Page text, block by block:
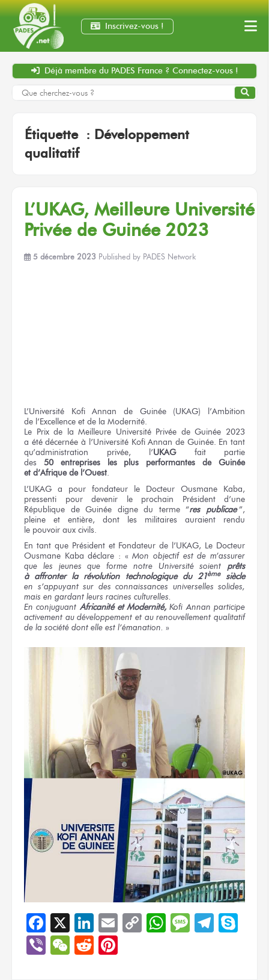
Inscrivez-vous !
Déjà membre du PADES France ? Connectez-vous !
Étiquette : Développement
qualitatif
L’UKAG, Meilleure Université
Privée de Guinée 2023
5 décembre 2023 Published by PADES Network
L’Université Kofi Annan de Guinée(UKAG) l’Ambition
de l’Excellence et de la Modernité.
Le Prixde la Meilleure Université Privée de Guinée 2023
a été décernée à l’Université Kofi Annan de Guinée. En tant
qu’administration privée, l’UKAG
fait partie
des 50 entreprises les plus performantesde Guinée
et d’Afrique de l’Ouest.
L’UKAG a
pour fondateur le Docteur Ousmane Kaba,
pressenti pour devenir le prochain Président d’une
République de Guinée dignedu terme “res publicae ”,
pleine et entière, dont les militaires auraient rendu
le pouvoir aux civils.
En tant que Président et Fondateur de l’UKAG, Le Docteur
Ousmane Kaba déclare : «Mon objectifestde m’assurer
que les jeunes que forme notre Universitésoient prêts
à affronter la révolutiontechnologique du 21èmesiècle
en s’appuyant sur des connaissances universelles solides,
mais en gardant leurs racines culturelles.
En conjuguant Africanité et Modernité, Kofi Annan participe
activement au développement et au renouvellement qualitatif
de la société dont elle est l’émanation. »
Facebook
X LinkedIn
EmailCopyWhatsApp
Message
ViberWeChat
Reddit